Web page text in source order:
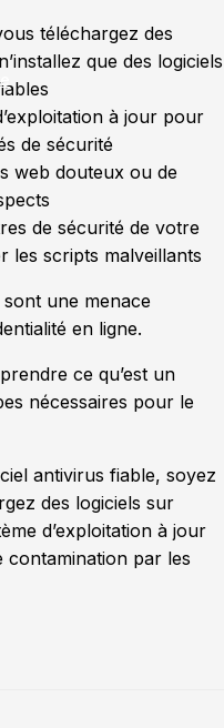
téléchargez des
que des logiciels
à jour pour
de sécurité
web douteux ou de
de sécurité de votre
les scripts malveillants
une menace
en ligne.
ce qu’est un
nécessaires pour le
antivirus fiable, soyez
des logiciels sur
d’exploitation à jour
contamination par les